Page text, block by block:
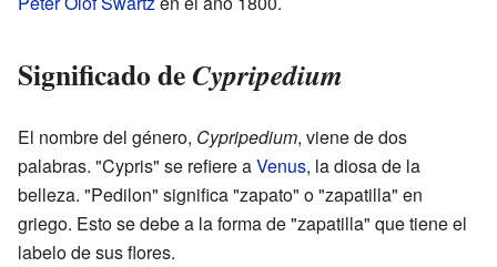
Significado deCypripedium
El nombre del género, Cypripedium, viene de dos
palabras. "Cypris" se refiere aVenus, la diosa de la
belleza. "Pedilon" significa "zapato" o "zapatilla" en
griego. Esto se debe a la forma de "zapatilla" que tiene el
labelo de sus flores.